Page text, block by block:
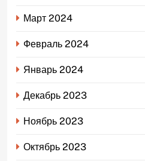
Март 2024
Февраль 2024
Январь 2024
Декабрь 2023
Ноябрь 2023
Октябрь 2023